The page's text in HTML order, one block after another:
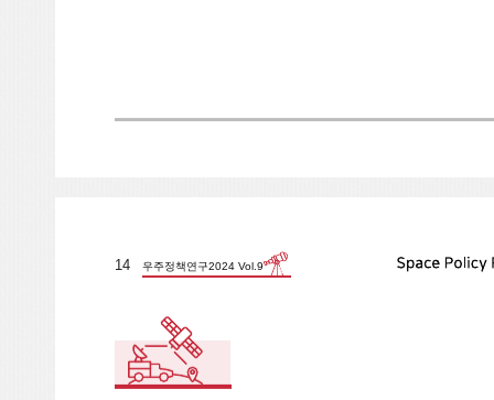
14 우주정책연구2024 Vol.9